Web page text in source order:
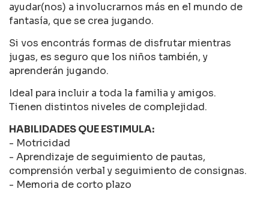
ayudar(nos) a involucrarnos más en el mundo de
fantasía, que se crea jugando.
Si vos encontrás formas de disfrutar mientras
jugas, es seguro que los niños también, y
aprenderán jugando.
Ideal para incluir a toda la familia y amigos.
Tienen distintos niveles de complejidad.
HABILIDADES QUE ESTIMULA:
- Motricidad
- Aprendizaje de seguimiento de pautas,
comprensión verbal y seguimiento de consignas.
- Memoria de corto plazo